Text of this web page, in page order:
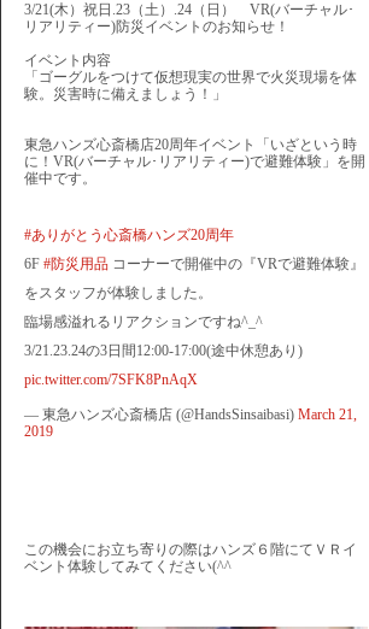
3/21(木）祝日.23（土）.24（日） VR(バーチャル･
リアリティー)防災イベントのお知らせ！
イベント内容
「ゴーグルをつけて仮想現実の世界で火災現場を体
験。災害時に備えましょう！」
東急ハンズ心斎橋店20周年イベント「いざという時
に！VR(バーチャル･リアリティー)で避難体験」を開
催中です。
#ありがとう心斎橋ハンズ20周年
6F #防災用品 コーナーで開催中の『VRで避難体験』
をスタッフが体験しました。
臨場感溢れるリアクションですね^_^
3/21.23.24の3日間12:00-17:00(途中休憩あり)
pic.twitter.com/7SFK8PnAqX
— 東急ハンズ心斎橋店 (@HandsSinsaibasi) March 21,
2019
この機会にお立ち寄りの際はハンズ６階にてＶＲイ
ベント体験してみてください(^^ゞ